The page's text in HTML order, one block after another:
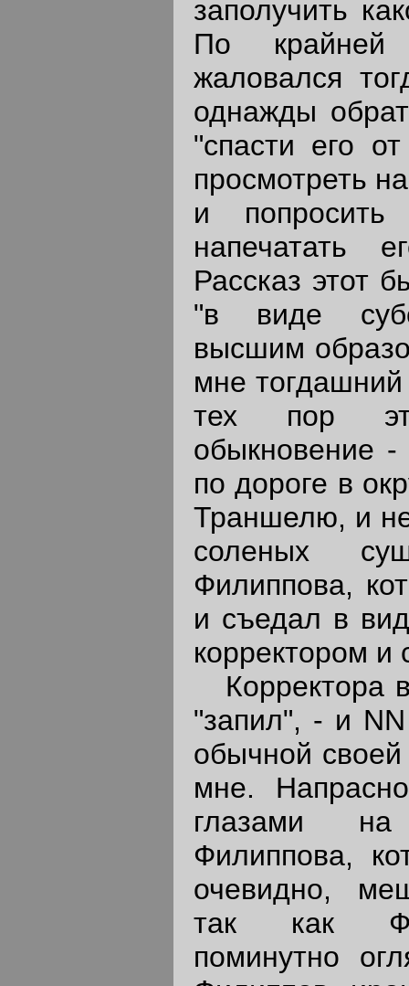
заполучить
По
жаловался
однажды
"спасти его
просмотреть
и
напечатать
Рассказ этот
"в виде
высшим
мне
тех пор
обыкновение
по дороге в
Траншелю, и
соленых
Филиппова,
и съедал в
корректором и
Корректора
"запил", - и
обычной
мне.
глазами
Филиппова,
очевидно,
так как
поминутно